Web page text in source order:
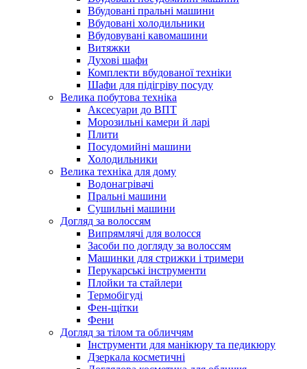
Вбудовані пральні машини
Вбудовані холодильники
Вбудовувані кавомашини
Витяжки
Духові шафи
Комплекти вбудованої техніки
Шафи для підігріву посуду
Велика побутова техніка
Аксесуари до ВПТ
Морозильні камери й ларі
Плити
Посудомийні машини
Холодильники
Велика техніка для дому
Водонагрівачі
Пральні машини
Сушильні машини
Догляд за волоссям
Випрямлячі для волосся
Засоби по догляду за волоссям
Машинки для стрижки і тримери
Перукарські інструменти
Плойки та стайлери
Термобігуді
Фен-щітки
Фени
Догляд за тілом та обличчям
Інструменти для манікюру та педикюру
Дзеркала косметичні